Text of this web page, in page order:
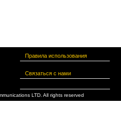
Правила использования
Связаться с нами
LTD. All rights reserved